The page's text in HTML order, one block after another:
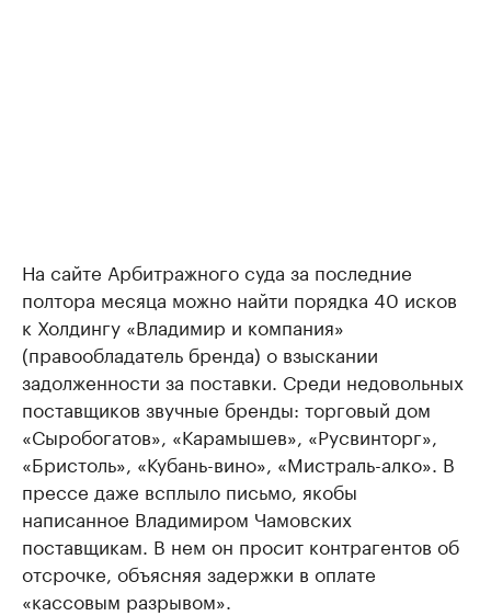
На сайте Арбитражного суда за последние
полтора месяца можно найти порядка 40 исков
к Холдингу «Владимир и компания»
(правообладатель бренда) о взыскании
задолженности за поставки. Среди недовольных
поставщиков звучные бренды: торговый дом
«Сыробогатов», «Карамышев», «Русвинторг»,
«Бристоль», «Кубань-вино», «Мистраль-алко». В
прессе даже всплыло письмо, якобы
написанное Владимиром Чамовских
поставщикам. В нем он просит контрагентов об
отсрочке, объясняя задержки в оплате
«кассовым разрывом».